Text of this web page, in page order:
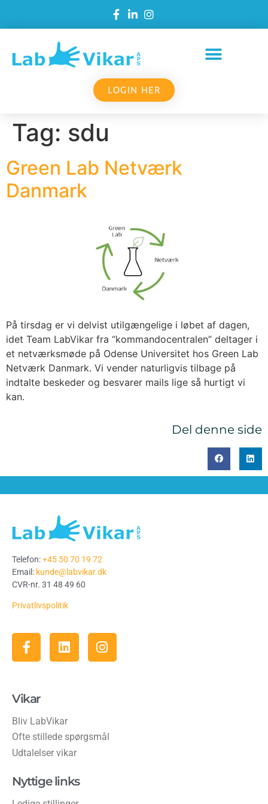
LOGIN HER
Tag: sdu
Green Lab Netværk
Danmark
På tirsdag er vi delvist utilgængelige i løbet af dagen,
idet Team LabVikar fra “kommandocentralen” deltager i
et netværksmøde på Odense Universitet hos Green Lab
Netværk Danmark. Vi vender naturligvis tilbage på
indtalte beskeder og besvarer mails lige så hurtigt vi
kan.
Del denne side
Telefon:+45 50 70 19 72
Email: kunde@labvikar.dk
CVR-nr. 31 48 49 60
Privatlivspolitik
Vikar
Bliv LabVikar
Ofte stillede spørgsmål
Udtalelser vikar
Nyttige links